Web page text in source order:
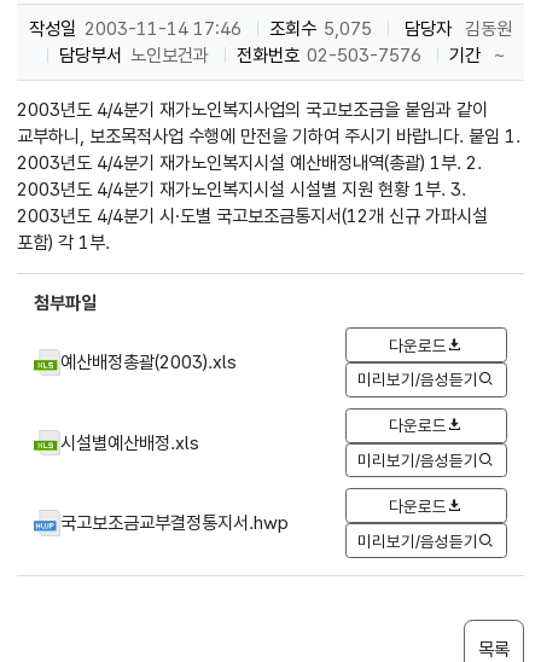
작성일 2003-11-14 17:46 조회수 5,075 담당자 김동원
담당부서 노인보건과 전화번호 02-503-7576 기간 ~
2003년도 4/4분기 재가노인복지사업의 국고보조금을 붙임과 같이
교부하니, 보조목적사업 수행에 만전을 기하여 주시기 바랍니다. 붙임 1.
2003년도 4/4분기 재가노인복지시설 예산배정내역(총괄) 1부. 2.
2003년도 4/4분기 재가노인복지시설 시설별 지원 현황 1부. 3.
2003년도 4/4분기 시·도별 국고보조금통지서(12개 신규 가파시설
포함) 각 1부.
첨부파일
예산배정총괄(2003).xls
다운로드
미리보기/음성듣기
시설별예산배정.xls
다운로드
미리보기/음성듣기
국고보조금교부결정통지서.hwp
다운로드
미리보기/음성듣기
목록